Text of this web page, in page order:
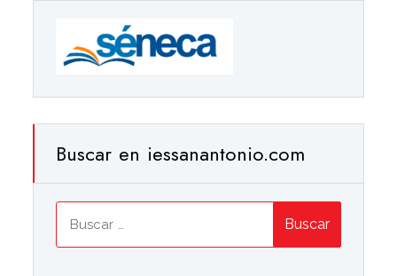
Buscar en iessanantonio.com